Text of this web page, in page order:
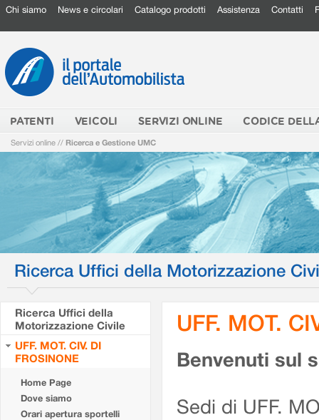
Chi siamo News e circolari Catalogo prodotti Assistenza Contatti
PATENTI VEICOLI SERVIZI ONLINE CODICE
Servizi online // Ricerca e Gestione UMC
Ricerca Uffici della Motorizzazione
Ricerca Uffici della
Motorizzazione Civile
UFF. MOT. CIV. DI
FROSINONE
Home Page
Dove siamo
Orari apertura sportelli
UFF. MOT.
Benvenuti sul
Sedi di UFF.